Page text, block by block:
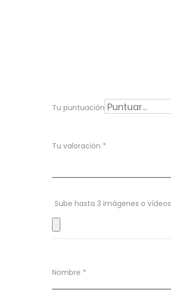
r
c
n
e
Tu puntuación
Tu valoración *
Sube hasta 3 imágenes o vídeos
Nombre *